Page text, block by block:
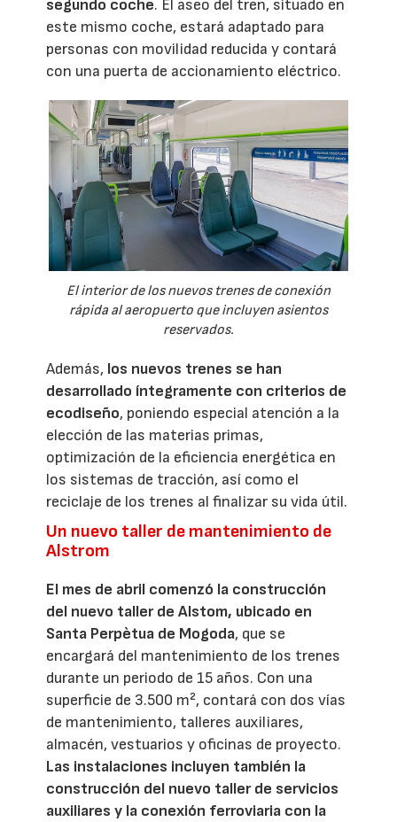
segundo coche. El aseo del tren, situado en
este mismo coche, estará adaptado para
personas con movilidad reducida y contará
con una puerta de accionamiento eléctrico.
El interior de los nuevos trenes de conexión
rápida al aeropuerto que incluyen asientos
reservados.
Además, los nuevos trenes se han
desarrollado íntegramente con criterios de
ecodiseño, poniendo especial atención a la
elección de las materias primas,
optimización de la eficiencia energética en
los sistemas de tracción, así como el
reciclaje de los trenes al finalizar su vida útil.
Un nuevo taller de mantenimiento de
Alstrom
El mes de abril comenzó la construcción
del nuevo taller de Alstom, ubicado en
Santa Perpètua de Mogoda, que se
encargará del mantenimiento de los trenes
durante un periodo de 15 años. Con una
superficie de 3.500 m², contará con dos vías
de mantenimiento, talleres auxiliares,
almacén, vestuarios y oficinas de proyecto.
Las instalaciones incluyen también la
construcción del nuevo taller de servicios
auxiliares y la conexión ferroviaria con la